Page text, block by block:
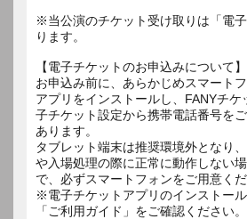
※当公演のチケット受け取りは「電
ります。
【電子チケットのお申込みについて】
お申込み前に、あらかじめスマート
アプリをインストールし、FANYチ
子チケット設定から携帯電話番号を
あります。
タブレット端末は推奨環境外となり
や入場処理の際に正常に動作しない
で、必ずスマートフォンをご用意くだ
※電子チケットアプリのインストー
「ご利用ガイド」をご確認ください。